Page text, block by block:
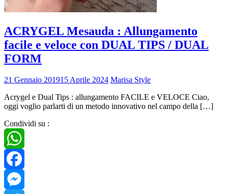
ACRYGEL Mesauda : Allungamento
facile e veloce con DUAL TIPS / DUAL
FORM
21 Gennaio 201915 Aprile 2024 Marisa Style
Acrygel e Dual Tips : allungamento FACILE e VELOCE Ciao,
oggi voglio parlarti di un metodo innovativo nel campo della […]
Condividi su :
WhatsApp
Facebook